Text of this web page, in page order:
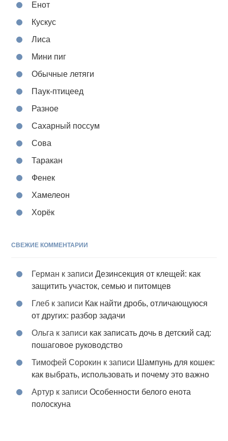
Енот
Кускус
Лиса
Мини пиг
Обычные летяги
Паук-птицеед
Разное
Сахарный поссум
Сова
Таракан
Фенек
Хамелеон
Хорёк
СВЕЖИЕ КОММЕНТАРИИ
Герман к записиДезинсекция от клещей: как
защитить участок, семью и питомцев
Глеб к записи Как найти дробь, отличающуюся
от других: разбор задачи
Ольга к записи как записать дочь в детский сад:
пошаговое руководство
Тимофей Сорокин к записи Шампунь для кошек:
как выбрать, использовать и почему это важно
Артур к записиОсобенности белого енота
полоскуна